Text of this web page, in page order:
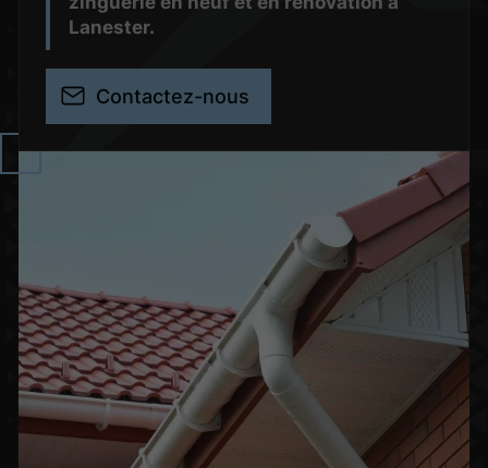
Lanester.
Contactez-nous